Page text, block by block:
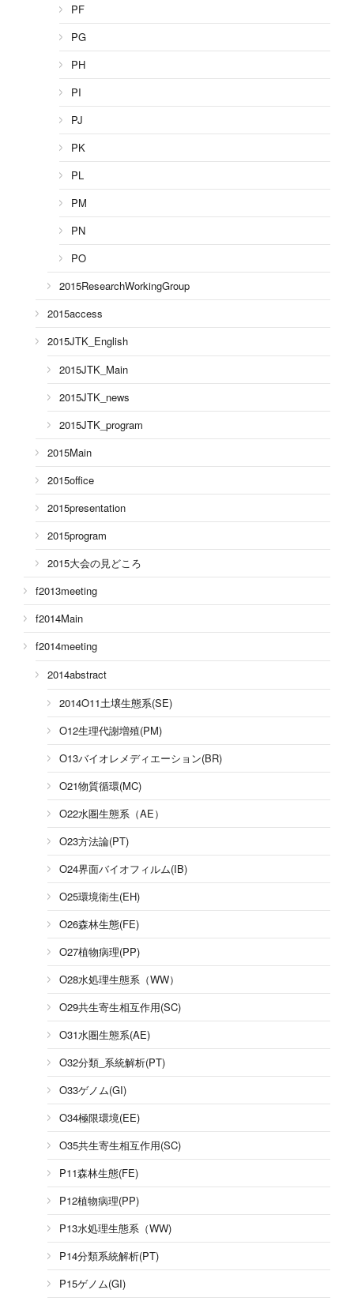
PF
PG
PH
PI
PJ
PK
PL
PM
PN
PO
2015ResearchWorkingGroup
2015access
2015JTK_English
2015JTK_Main
2015JTK_news
2015JTK_program
2015Main
2015office
2015presentation
2015program
2015大会の見どころ
f2013meeting
f2014Main
f2014meeting
2014abstract
2014O11土壌生態系(SE)
O12生理代謝増殖(PM)
O13バイオレメディエーション(BR)
O21物質循環(MC)
O22水圏生態系（AE）
O23方法論(PT)
O24界面バイオフィルム(IB)
O25環境衛生(EH)
O26森林生態(FE)
O27植物病理(PP)
O28水処理生態系（WW）
O29共生寄生相互作用(SC)
O31水圏生態系(AE)
O32分類_系統解析(PT)
O33ゲノム(GI)
O34極限環境(EE)
O35共生寄生相互作用(SC)
P11森林生態(FE)
P12植物病理(PP)
P13水処理生態系（WW)
P14分類系統解析(PT)
P15ゲノム(GI)